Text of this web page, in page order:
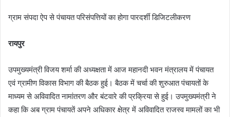
ग्राम संपदा ऐप से पंचायत परिसंपत्तियों का होगा पारदर्शी डिजिटलीकरण
रायपुर
उपमुख्यमंत्री विजय शर्मा की अध्यक्षता में आज महानदी भवन मंत्रालय में पंचायत
एवं ग्रामीण विकास विभाग की बैठक हुई। बैठक में चर्चा की शुरुआत पंचायतों के
माध्यम से अविवादित नामांतरण और बंटवारे की प्रक्रिया से हुई। उपमुख्यमंत्री ने
कहा कि अब ग्राम पंचायतें अपने अधिकार क्षेत्र में अविवादित राजस्व मामलों का भी